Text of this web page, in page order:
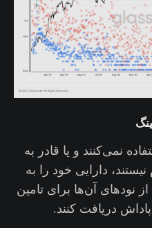
نمی‌کنند و یا قادر به
کامل ۳۲ اتریوم نیستند، دارایی خود را به
نودهای آن‌ها برای تامین
دریافت کنند.